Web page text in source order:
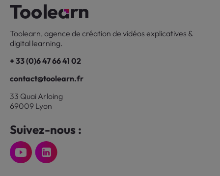
Toolearn, agence de création de vidéos explicatives &
digital learning.
+ 33 (0)6 47 66 41 02
contact@toolearn.fr
33 Quai Arloing
69009 Lyon
Suivez-nous :